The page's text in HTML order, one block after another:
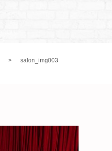
salon_img003